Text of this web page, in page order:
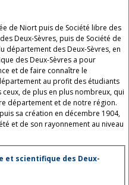
de Niort puis de Société libre des
Deux-Sèvres, puis de Société de
département des Deux-Sèvres, en
des Deux-Sèvres a pour
et de faire connaître le
au profit des étudiants
de plus en plus nombreux, qui
département et de notre région.
sa création en décembre 1904,
et de son rayonnement au niveau
et scientifique des Deux-